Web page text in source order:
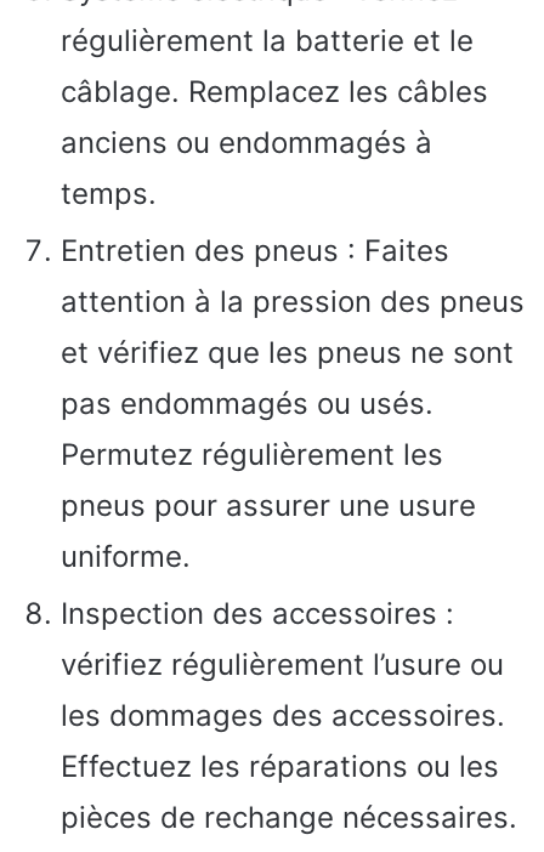
régulièrement la batterie et le
câblage. Remplacez les câbles
anciens ou endommagés à
temps.
Entretien des pneus : Faites
attention à la pression des pneus
et vérifiez que les pneus ne sont
pas endommagés ou usés.
Permutez régulièrement les
pneus pour assurer une usure
uniforme.
Inspection des accessoires :
vérifiez régulièrement l’usure ou
les dommages des accessoires.
Effectuez les réparations ou les
pièces de rechange nécessaires.